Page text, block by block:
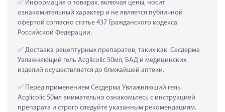
Информация о товарах, включая цены, носит
ознакомительный характер и не является публичной
офертой согласно статье 437 Гражданского кодекса
Российской Федерации.
Доставка рецептурных препаратов, таких как  Сесдерма
Увлажняющий гель Acglicolic 50мл, БАД и медицинских
изделий осуществляется до ближайшей аптеки.
Перед применением Сесдерма Увлажняющий гель
Acglicolic 50мл внимательно ознакомьтесь с инструкцией
препарата и строго следуйте указанным рекомендациям.